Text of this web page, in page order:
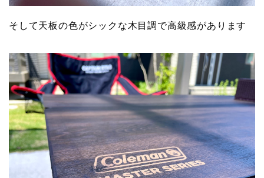
そして天板の色がシックな木目調で高級感があります